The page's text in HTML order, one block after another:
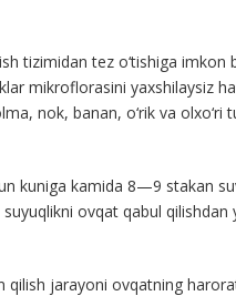
tizimidan tez o‘tishiga imkon
mikroflorasini yaxshilaysiz
nok, banan, o‘rik va olxo‘ri
kuniga kamida 8—9 stakan
ovqat qabul
qilish jarayoni ovqatning